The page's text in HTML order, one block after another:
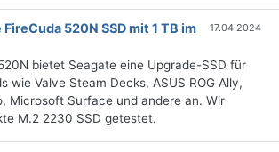
FireCuda 520N SSD mit 1 TB im
17.04.2024
bietet Seagate eine Upgrade-SSD für
wie Valve Steam Decks, ASUS ROG Ally,
Microsoft Surface und andere an. Wir
M.2 2230 SSD getestet.